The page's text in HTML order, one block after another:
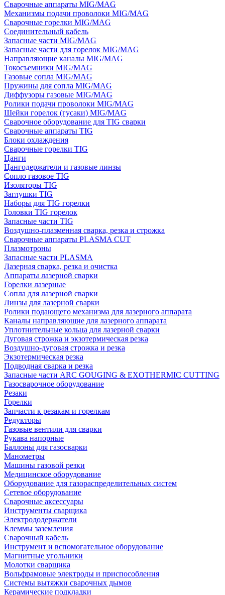
Сварочные аппараты MIG/MAG
Механизмы подачи проволоки MIG/MAG
Сварочные горелки MIG/MAG
Соединительный кабель
Запасные части MIG/MAG
Запасные части для горелок MIG/MAG
Направляющие каналы MIG/MAG
Токосъемники MIG/MAG
Газовые сопла MIG/MAG
Пружины для сопла MIG/MAG
Диффузоры газовые MIG/MAG
Ролики подачи проволоки MIG/MAG
Шейки горелок (гусаки) MIG/MAG
Сварочное оборудование для TIG сварки
Сварочные аппараты TIG
Блоки охлаждения
Сварочные горелки TIG
Цанги
Цангодержатели и газовые линзы
Сопло газовое TIG
Изоляторы TIG
Заглушки TIG
Наборы для TIG горелки
Головки TIG горелок
Запасные части TIG
Воздушно-плазменная сварка, резка и строжка
Сварочные аппараты PLASMA CUT
Плазмотроны
Запасные части PLASMA
Лазерная сварка, резка и очистка
Аппараты лазерной сварки
Горелки лазерные
Сопла для лазерной сварки
Линзы для лазерной сварки
Ролики подающего механизма для лазерного аппарата
Каналы направляющие для лазерного аппарата
Уплотнительные кольца для лазерной сварки
Дуговая строжка и экзотермическая резка
Воздушно-дуговая строжка и резка
Экзотермическая резка
Подводная сварка и резка
Запасные части ARC GOUGING & EXOTHERMIC CUTTING
Газосварочное оборудование
Резаки
Горелки
Запчасти к резакам и горелкам
Редукторы
Газовые вентили для сварки
Рукава напорные
Баллоны для газосварки
Манометры
Машины газовой резки
Медицинское оборудование
Оборудование для газораспределительных систем
Сетевое оборудование
Сварочные аксессуары
Инструменты сварщика
Электрододержатели
Клеммы заземления
Сварочный кабель
Инструмент и вспомогательное оборудование
Магнитные угольники
Молотки сварщика
Вольфрамовые электроды и приспособления
Системы вытяжки сварочных дымов
Керамические подкладки